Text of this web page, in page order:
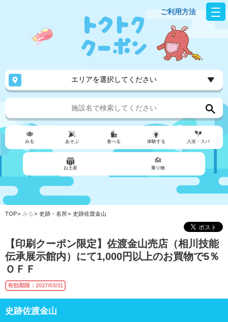
ご利用方法
エリアを選択してください
みる あそぶ 食べる 体験する 入浴・スパ
お土産 乗り物
TOP みる 史跡・名所 史跡佐渡金山
【印刷クーポン限定】佐渡金山売店（相川技能
伝承展示館内）にて1,000円以上のお買物で5％
ＯＦＦ
有効期限：2027/03/31
史跡佐渡金山